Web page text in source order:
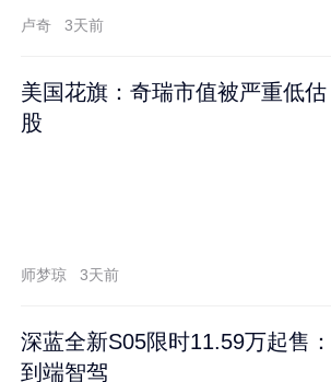
卢奇 3天前
美国花旗：奇瑞市值被严重低
股
师梦琼 3天前
深蓝全新S05限时11.59万起售
到端智驾